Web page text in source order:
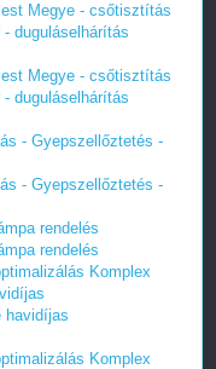
Megye - csőtisztítás
duguláselhárítás
Megye - csőtisztítás
duguláselhárítás
- Gyepszellőztetés -
- Gyepszellőztetés -
rendelés
rendelés
Komplex
havidíjas
Komplex